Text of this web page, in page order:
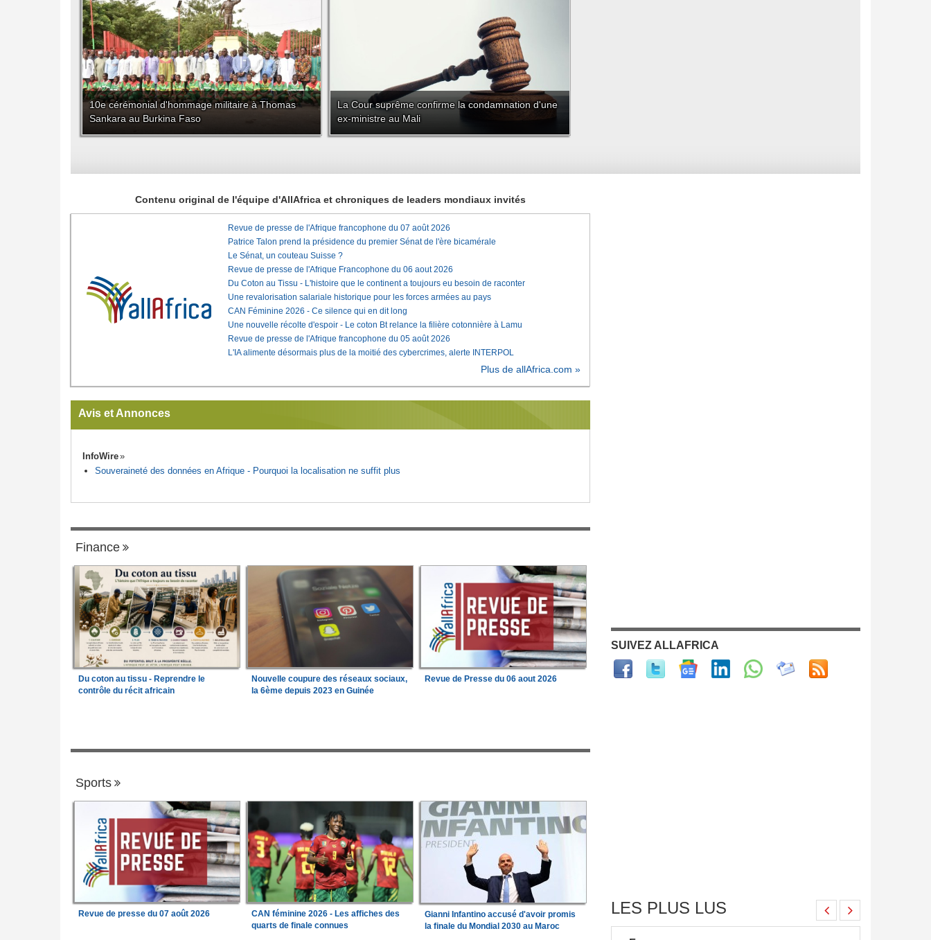
10e cérémonial d'hommage militaire à Thomas
Sankara au Burkina Faso
La Cour suprême confirme la condamnation d'une
ex-ministre au Mali
Contenu original de l'équipe d'AllAfrica et chroniques de leaders mondiaux invités
Revue de presse de l'Afrique francophone du 07 août 2026
Patrice Talon prend la présidence du premier Sénat de l'ère bicamérale
Le Sénat, un couteau Suisse ?
Revue de presse de l'Afrique Francophone du 06 aout 2026
Du Coton au Tissu - L'histoire que le continent a toujours eu besoin de raconter
Une revalorisation salariale historique pour les forces armées au pays
CAN Féminine 2026 - Ce silence qui en dit long
Une nouvelle récolte d'espoir - Le coton Bt relance la filière cotonnière à Lamu
Revue de presse de l'Afrique francophone du 05 août 2026
L'IA alimente désormais plus de la moitié des cybercrimes, alerte INTERPOL
Plus de allAfrica.com »
Avis et Annonces
InfoWire
Souveraineté des données en Afrique - Pourquoi la localisation ne suffit plus
Finance
Du coton au tissu - Reprendre le
contrôle du récit africain
Nouvelle coupure des réseaux sociaux,
la 6ème depuis 2023 en Guinée
Revue de Presse du 06 aout 2026
Sports
Revue de presse du 07 août 2026
CAN féminine 2026 - Les affiches des
quarts de finale connues
Gianni Infantino accusé d'avoir promis
la finale du Mondial 2030 au Maroc
SUIVEZ ALLAFRICA
LES PLUS LUS